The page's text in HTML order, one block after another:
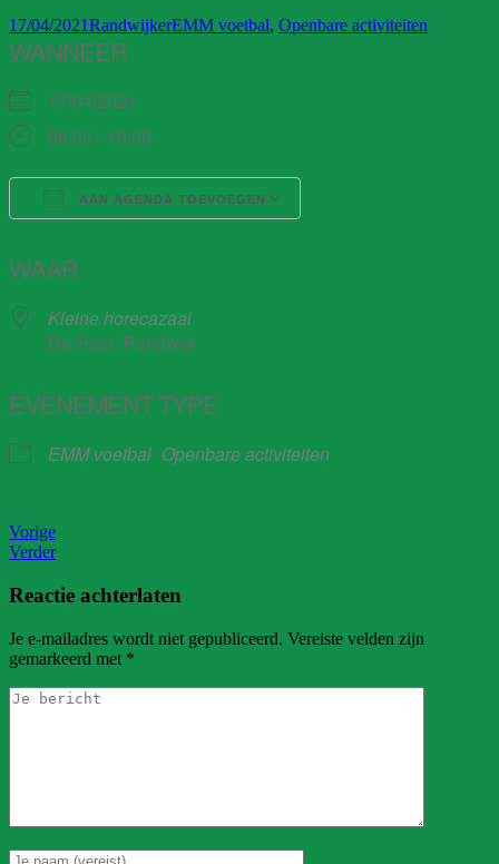
17/04/2021RandwijkerEMM voetbal, Openbare activiteiten
WANNEER
17/04/2021
09:00 - 18:00
AAN AGENDA TOEVOEGEN
WAAR
Kleine horecazaal
De Haar, Randwijk
EVENEMENT TYPE
EMM voetbal Openbare activiteiten
Vorige
Verder
Reactie achterlaten
Je e-mailadres wordt niet gepubliceerd. Vereiste velden zijn
gemarkeerd met *